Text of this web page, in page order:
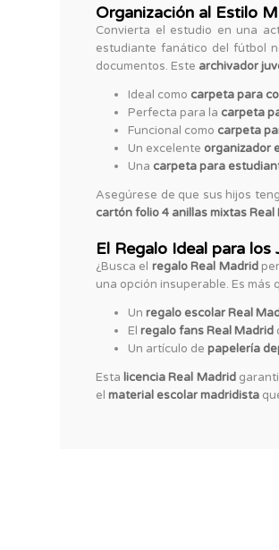
Organización al Estilo
Convierta el estudio en una
estudiante fanático del fútbol
documentos. Este archivador
Ideal como carpeta para
Perfecta para la carpeta
Funcional como carpeta
Un excelente organizador
Una carpeta para
Asegúrese de que sus hijos
cartón folio 4 anillas mixtas Real
El Regalo Ideal para
¿Busca el regalo Real Madrid
una opción insuperable. Es más
Un regalo escolar Real
El regalo fans Real Madrid
Un artículo de papelería
Estalicencia Real Madrid
el material escolar madridista